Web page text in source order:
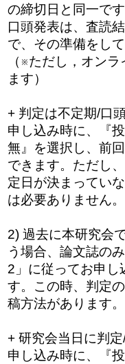
の締切日と同一で
口頭発表は、査読
で、その準備をし
（※ただし，オン
ます）
+ 判定は不定期/口
申し込み時に、『
無』を選択し、前
できます。ただし
定日が決まってい
は必要ありません。
2) 過去に本研究会
う場合、論文誌の
2」に従ってお申し
す。この時、判定
稿方法があります。
+ 研究会当日に判
申し込み時に、『